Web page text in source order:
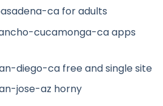
ca for adults
cucamonga-ca apps
diego-ca free and single site
jose-az horny